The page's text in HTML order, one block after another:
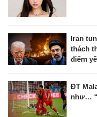
Iran
thách
điểm
ĐT
như…